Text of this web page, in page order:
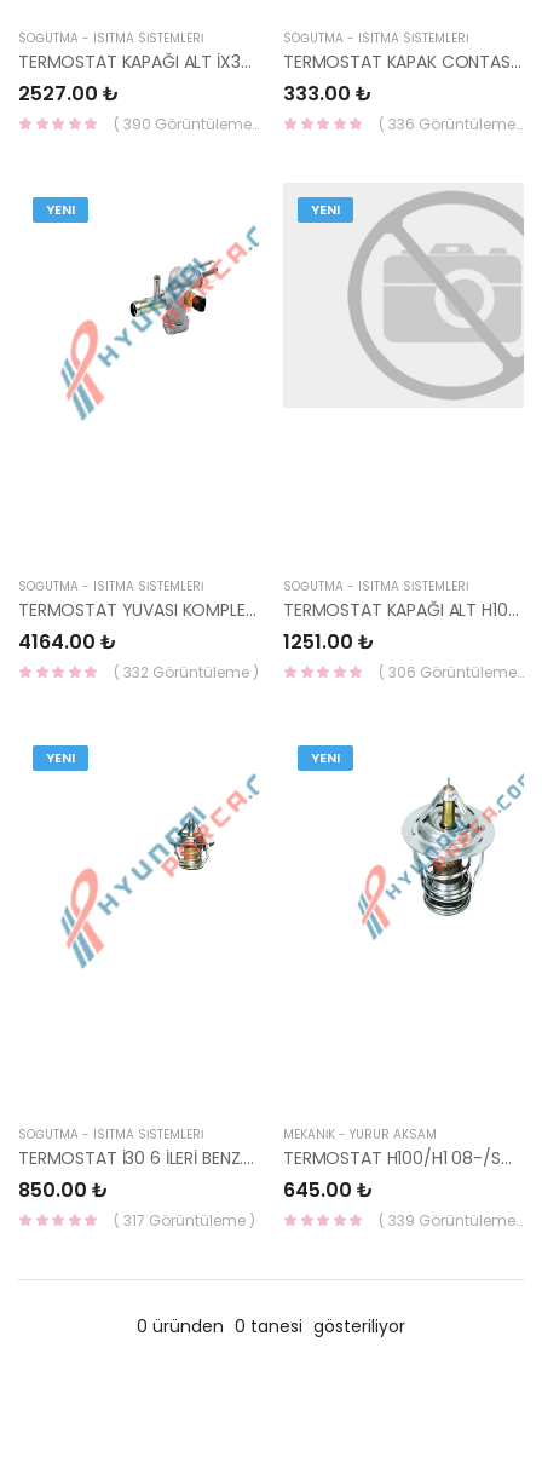
SOĞUTMA - ISITMA SİSTEMLERİ
TERMOSTAT KAPAĞI ALT İX35/İ30 13-/CEED 12/TUCSON BNZ 25620-2B600-HMC
2527.00 ₺
( 390 Görüntüleme )
SOĞUTMA - ISITMA SİSTEMLERİ
TERMOSTAT KAPAK CONTASI TUCSON/SORENTO 03-06 25614-4A700-HMC
333.00 ₺
( 336 Görüntüleme )
YENI
SOĞUTMA - ISITMA SİSTEMLERİ
TERMOSTAT YUVASI KOMPLE İ30/İX35/ELANTRA/TUCSON/SPORTAGE/CEED 25600-2B600-HMC
4164.00 ₺
( 332 Görüntüleme )
YENI
SOĞUTMA - ISITMA SİSTEMLERİ
TERMOSTAT KAPAĞI ALT H100/PORTER/STAREX/BONGO 25127-42540-HMC
1251.00 ₺
( 306 Görüntüleme )
YENI
SOĞUTMA - ISITMA SİSTEMLERİ
TERMOSTAT İ30 6 İLERİ BENZ. 2016- 25500-03850-HMC
850.00 ₺
( 317 Görüntüleme )
YENI
MEKANİK - YÜRÜR AKSAM
TERMOSTAT H100/H1 08-/SORENTO 25510-42010-KORE
645.00 ₺
( 339 Görüntüleme )
0 üründen 0 tanesi gösteriliyor